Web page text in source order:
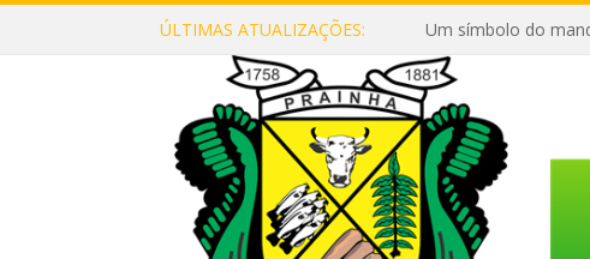
ÚLTIMAS ATUALIZAÇÕES: Um símbolo do